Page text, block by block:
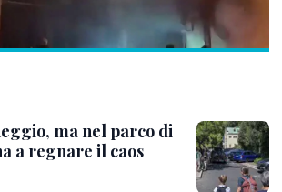
ma nel parco di
a regnare il caos